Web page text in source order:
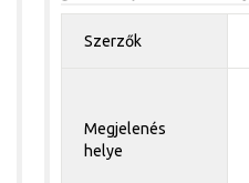
Szerzők
Megjelenés
helye